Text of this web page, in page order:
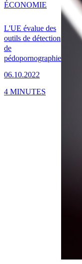
L'UE évalue des
outils de détection
de
pédopornographie
06.10.2022
ÉCONOMIE
4 MINUTES